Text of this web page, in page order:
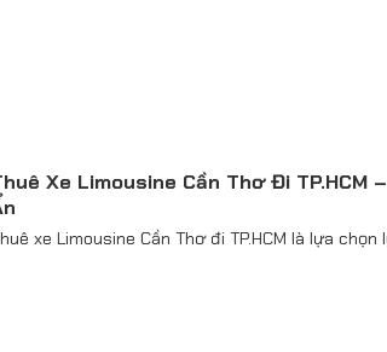
Xe Limousine Cần Thơ Đi TP.HCM
xe Limousine Cần Thơ đi TP.HCM là lựa chọn